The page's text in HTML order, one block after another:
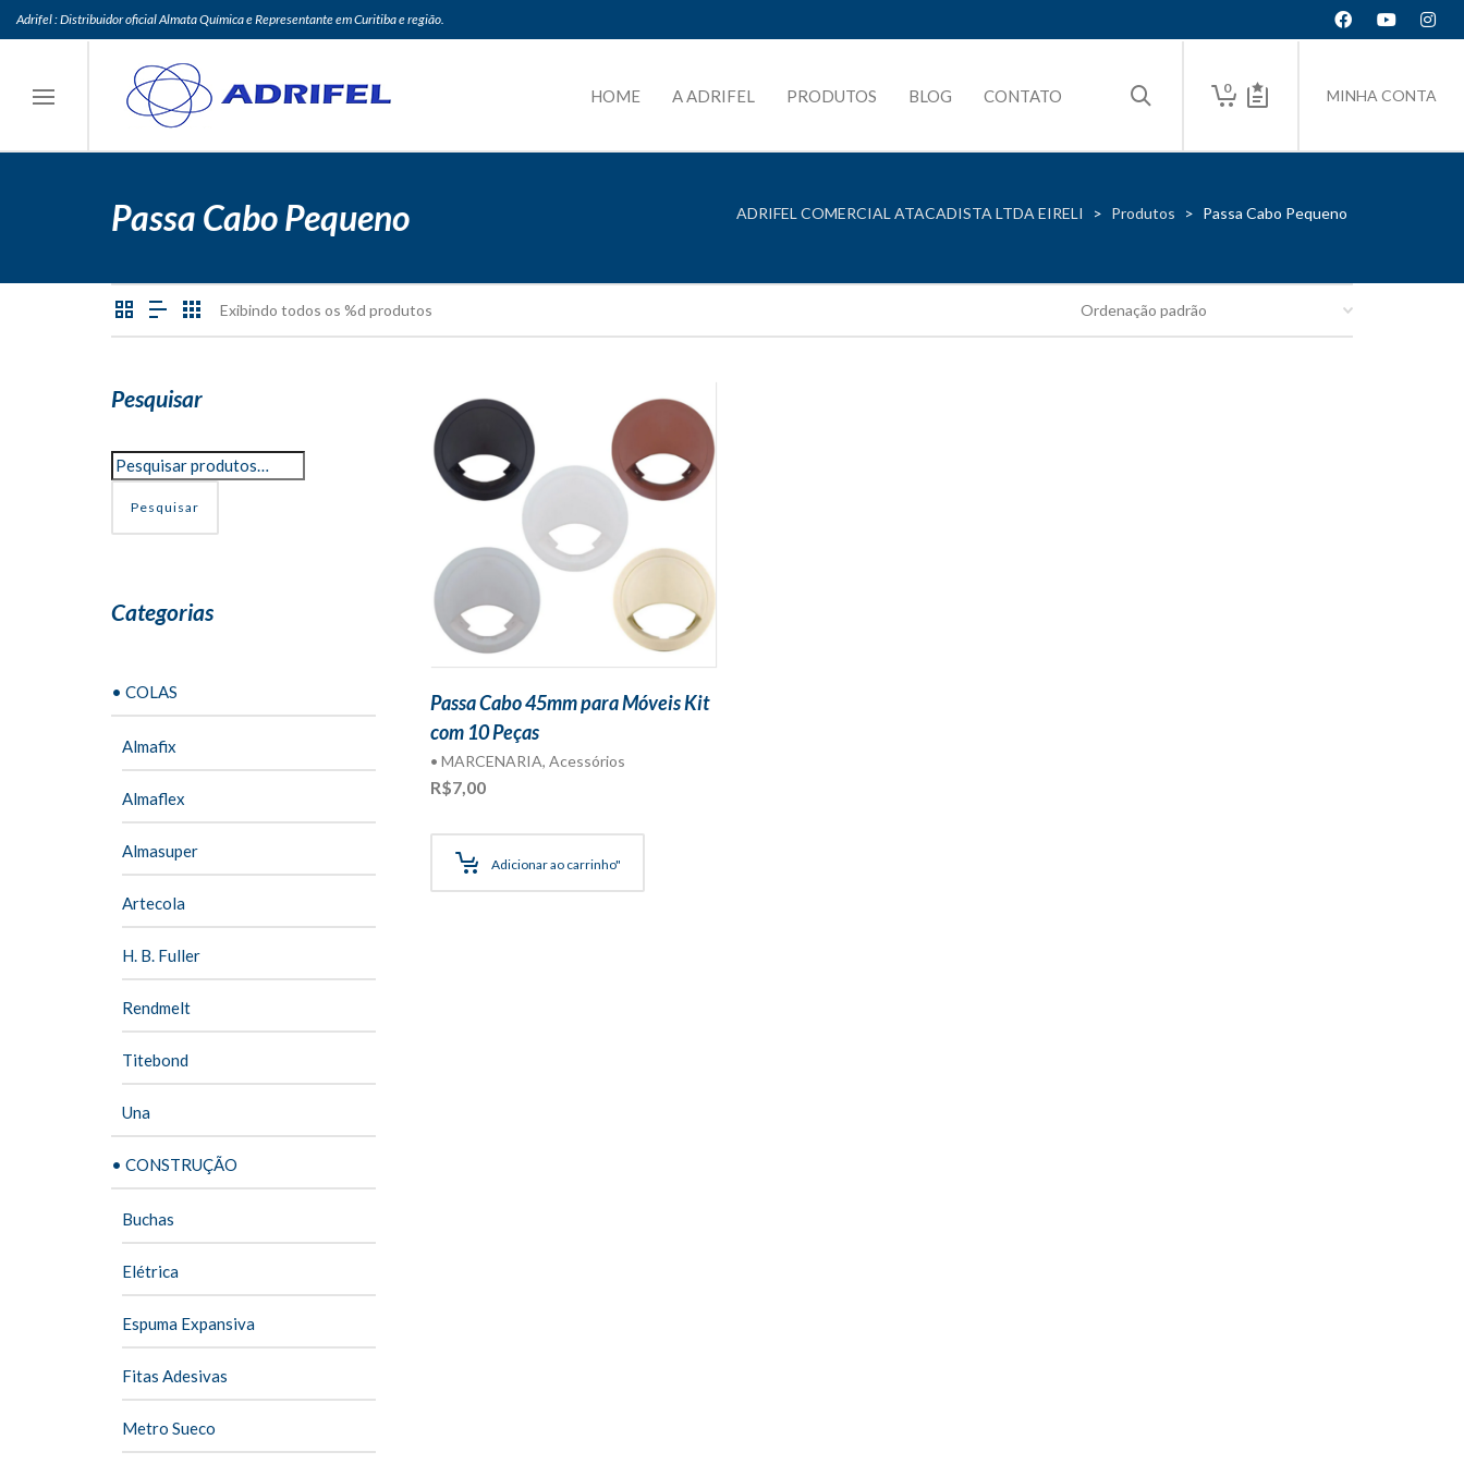
Adrifel : Distribuidor oficial Almata Química e Representante em Curitiba e região.
0 MINHA CONTA
HOME A ADRIFEL PRODUTOS BLOG CONTATO
Passa Cabo Pequeno ADRIFEL COMERCIAL ATACADISTA LTDA EIRELI > Produtos > Passa Cabo Pequeno
Exibindo todos os %d produtos
Passa Cabo 45mm para Móveis Kit
com 10 Peças
• MARCENARIA, Acessórios
R$7,00
Adicionar ao carrinho"
Pesquisar
Pesquisar
Categorias
• COLAS
Almafix
Almaflex
Almasuper
Artecola
H. B. Fuller
Rendmelt
Titebond
Una
• CONSTRUÇÃO
Buchas
Elétrica
Espuma Expansiva
Fitas Adesivas
Metro Sueco